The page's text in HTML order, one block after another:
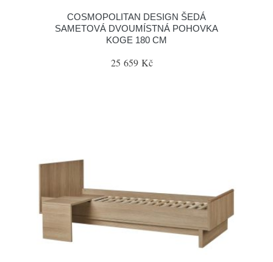
COSMOPOLITAN DESIGN ŠEDÁ
SAMETOVÁ DVOUMÍSTNÁ POHOVKA
KOGE 180 CM
25 659 Kč